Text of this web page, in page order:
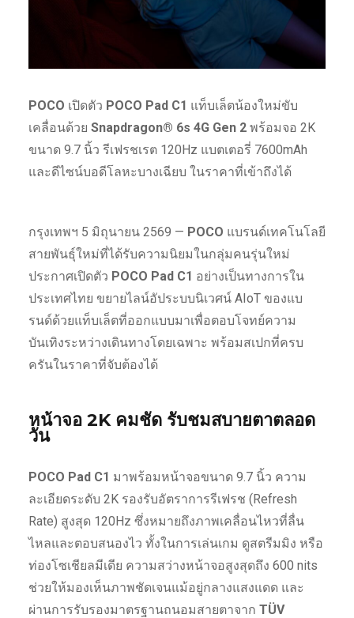
POCO เปิดตัว POCO Pad C1 แท็บเล็ตน้องใหม่ขับ
เคลื่อนด้วย Snapdragon® 6s 4G Gen 2พร้อมจอ 2K
ขนาด 9.7 นิ้ว รีเฟรชเรต 120Hz แบตเตอรี่ 7600mAh
และดีไซน์บอดีโลหะบางเฉียบ ในราคาที่เข้าถึงได้
กรุงเทพฯ 5 มิถุนายน 2569 — POCO แบรนด์เทคโนโลยี
สายพันธุ์ใหม่ที่ได้รับความนิยมในกลุ่มคนรุ่นใหม่
ประกาศเปิดตัว POCO Pad C1 อย่างเป็นทางการใน
ประเทศไทย ขยายไลน์อัประบบนิเวศน์ AIoT ของแบ
รนด์ด้วยแท็บเล็ตที่ออกแบบมาเพื่อตอบโจทย์ความ
บันเทิงระหว่างเดินทางโดยเฉพาะ พร้อมสเปกที่ครบ
ครันในราคาที่จับต้องได้
หน้าจอ 2K คมชัด รับชมสบายตาตลอด
วัน
POCO Pad C1 มาพร้อมหน้าจอขนาด 9.7 นิ้ว ความ
ละเอียดระดับ 2K รองรับอัตราการรีเฟรช (Refresh
Rate) สูงสุด 120Hz ซึ่งหมายถึงภาพเคลื่อนไหวที่ลื่น
ไหลและตอบสนองไว ทั้งในการเล่นเกม ดูสตรีมมิง หรือ
ท่องโซเชียลมีเดีย ความสว่างหน้าจอสูงสุดถึง 600 nits
ช่วยให้มองเห็นภาพชัดเจนแม้อยู่กลางแสงแดด และ
ผ่านการรับรองมาตรฐานถนอมสายตาจาก TÜV